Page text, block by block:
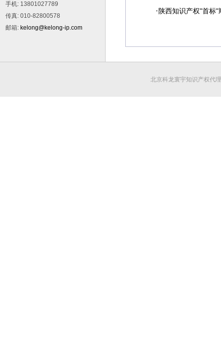
手机: 13801027789
传真: 010-82800578
邮箱: kelong@kelong-ip.com
· 陕西知识产权"首标"
北京科龙寰宇知识产权代